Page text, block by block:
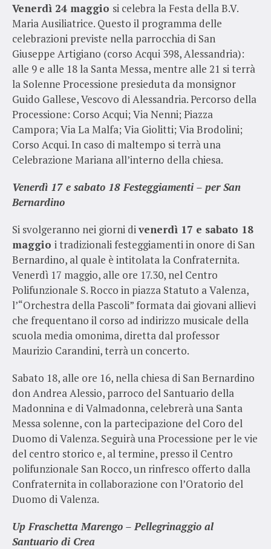
Venerdì 24 maggio si celebra la Festa della B.V.
Maria Ausiliatrice. Questo il programma delle
celebrazioni previste nella parrocchia di San
Giuseppe Artigiano (corso Acqui 398, Alessandria):
alle 9 e alle 18 la Santa Messa, mentre alle 21 si terrà
la Solenne Processione presieduta da monsignor
Guido Gallese, Vescovo di Alessandria. Percorso della
Processione: Corso Acqui; Via Nenni; Piazza
Campora; Via La Malfa; Via Giolitti; Via Brodolini;
Corso Acqui. In caso di maltempo si terrà una
Celebrazione Mariana all’interno della chiesa.
Venerdì 17 e sabato 18 Festeggiamenti – per San
Bernardino
Si svolgeranno nei giorni divenerdì 17 e sabato 18
maggio i tradizionali festeggiamenti in onore di San
Bernardino, al quale è intitolata la Confraternita.
Venerdì 17 maggio, alle ore 17.30, nel Centro
Polifunzionale S. Rocco in piazza Statuto a Valenza,
l’“Orchestra della Pascoli” formata dai giovani allievi
che frequentano il corso ad indirizzo musicale della
scuola media omonima, diretta dal professor
Maurizio Carandini, terrà un concerto.
Sabato 18, alle ore 16, nella chiesa di San Bernardino
don Andrea Alessio, parroco del Santuario della
Madonnina e di Valmadonna, celebrerà una Santa
Messa solenne, con la partecipazione del Coro del
Duomo di Valenza. Seguirà una Processione per le vie
del centro storico e, al termine, presso il Centro
polifunzionale San Rocco, un rinfresco offerto dalla
Confraternita in collaborazione con l’Oratorio del
Duomo di Valenza.
Up Fraschetta Marengo – Pellegrinaggio al
Santuario di Crea